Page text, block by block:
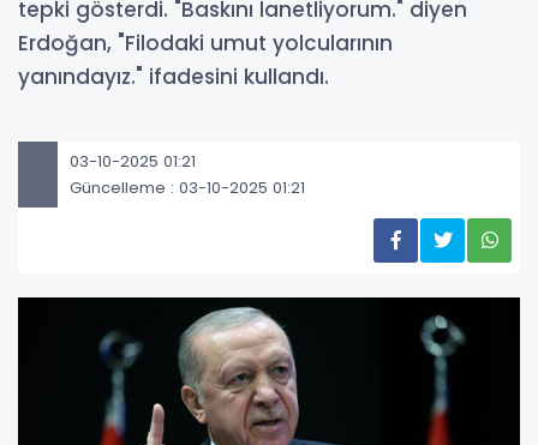
tepki gösterdi. "Baskını lanetliyorum." diyen
Erdoğan, "Filodaki umut yolcularının
yanındayız." ifadesini kullandı.
03-10-2025 01:21
Güncelleme : 03-10-2025 01:21